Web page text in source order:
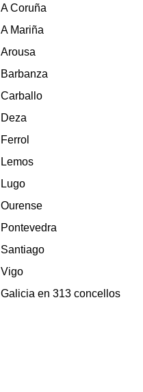
A Coruña
A Mariña
Arousa
Barbanza
Carballo
Deza
Ferrol
Lemos
Lugo
Ourense
Pontevedra
Santiago
Vigo
Galicia en 313 concellos